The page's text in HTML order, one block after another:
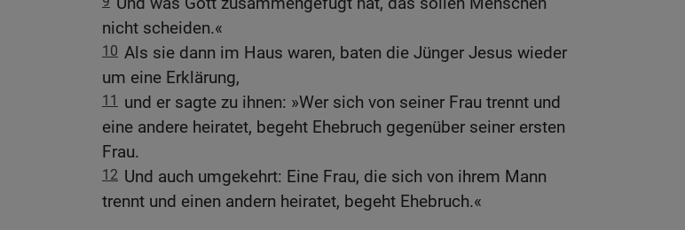
nicht scheiden.«
10 Als sie dann im Haus waren, baten die Jünger Jesus wieder
um eine Erklärung,
11
und er sagte zu ihnen: »Wer sich von seiner Frau trennt und
eine andere heiratet, begeht Ehebruch gegenüber seiner ersten
Frau.
12 Und auch umgekehrt: Eine Frau, die sich von ihrem Mann
trennt und einen andern heiratet, begeht Ehebruch.«